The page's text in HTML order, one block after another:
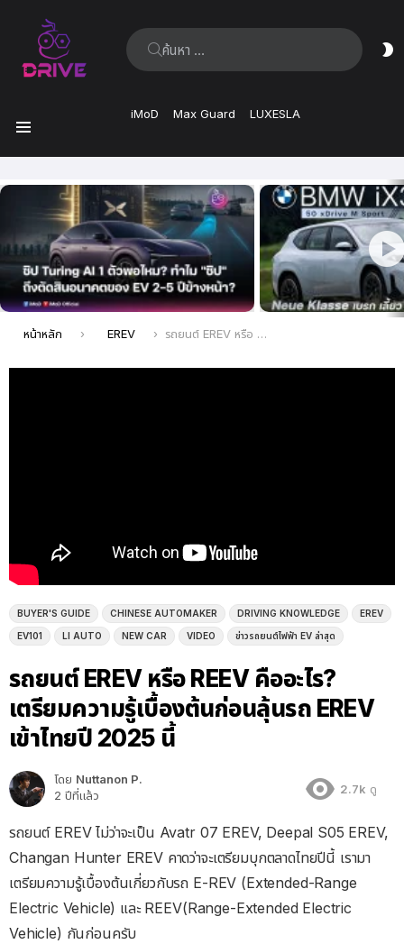
ค้นหา:
iMoD Max Guard LUXESLA
ล่าสุด
คุณอยู่ที่นี่:
หน้าหลัก EREV รถยนต์ EREV หรือ REEV คืออะไร? เตรียมความรู้เบื้องต้นก่อนลุ้นรถ EREV เข้าไทยปี 2025 นี้
BUYER'S GUIDE CHINESE AUTOMAKER DRIVING KNOWLEDGE EREV
EV101 LI AUTO NEW CAR VIDEO ข่าวรถยนต์ไฟฟ้า EV ล่าสุด
รถยนต์ EREV หรือ REEV คืออะไร?
เตรียมความรู้เบื้องต้นก่อนลุ้นรถ EREV
เข้าไทยปี 2025 นี้
โดย Nuttanon P.
2 ปีที่แล้ว
2.7k ดู
รถยนต์ EREV ไม่ว่าจะเป็น Avatr 07 EREV, Deepal S05 EREV,
Changan Hunter EREV คาดว่าจะเตรียมบุกตลาดไทยปีนี้ เรามา
เตรียมความรู้เบื้องต้นเกี่ยวกับรถ E-REV (Extended-Range
Electric Vehicle) และ REEV(Range-Extended Electric
Vehicle) กันก่อนครับ